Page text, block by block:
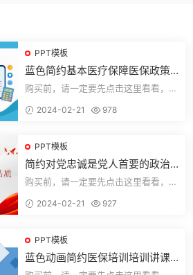
PPT模板
蓝色简约基本医疗保障医保政策
培训PPT模板
购买前，请一定要先点击这里看看，欢
束，一共2...
2024-02-21 978
PPT模板
简约对党忠诚是党人首要的政治
品质党课PPT模板
购买前，请一定要先点击这里看看，欢
束，一共1...
2024-02-21 927
PPT模板
蓝色动画简约医保培训培训讲课P
PT模板